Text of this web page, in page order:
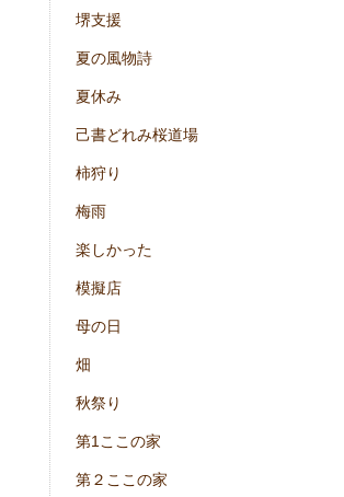
堺支援
夏の風物詩
夏休み
己書どれみ桜道場
柿狩り
梅雨
楽しかった
模擬店
母の日
畑
秋祭り
第1ここの家
第２ここの家